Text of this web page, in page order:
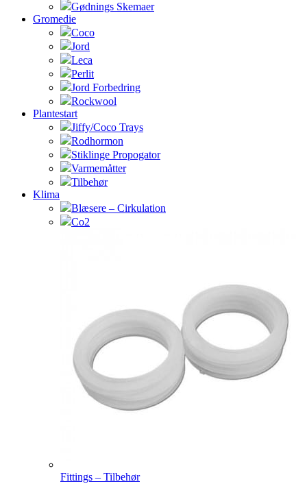
Gødnings Skemaer
Gromedie
Coco
Jord
Leca
Perlit
Jord Forbedring
Rockwool
Plantestart
Jiffy/Coco Trays
Rodhormon
Stiklinge Propogator
Varmemåtter
Tilbehør
Klima
Blæsere – Cirkulation
Co2
Fittings – Tilbehør